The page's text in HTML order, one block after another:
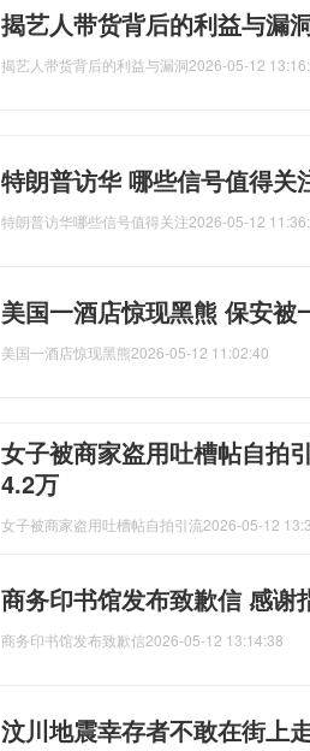
揭艺人带货背后的利益与漏
揭艺人带货背后的利益与漏洞2026-05-12
特朗普访华 哪些信号值得关
特朗普访华哪些信号值得关注2026-05-12
美国一酒店惊现黑熊 保安被
美国一酒店惊现黑熊2026-05-12 11:02:40
女子被商家盗用吐槽帖自拍
4.2万
女子被商家盗用吐槽帖自拍引流2026-05-12
商务印书馆发布致歉信 感谢
商务印书馆发布致歉信2026-05-12 13:14:38
汶川地震幸存者不敢在街上